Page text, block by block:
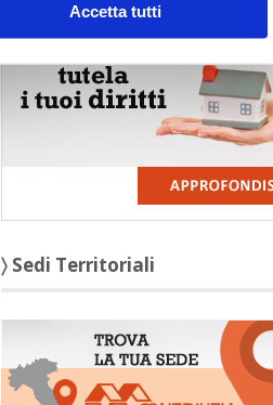
Accetta tutti
〉 Sedi Territoriali